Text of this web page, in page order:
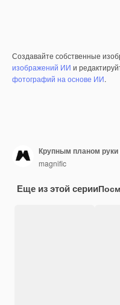
Создавайте собственные
изображений ИИ и
фотографий на основе ИИ.
Крупным планом
magnific
Еще из этой серии